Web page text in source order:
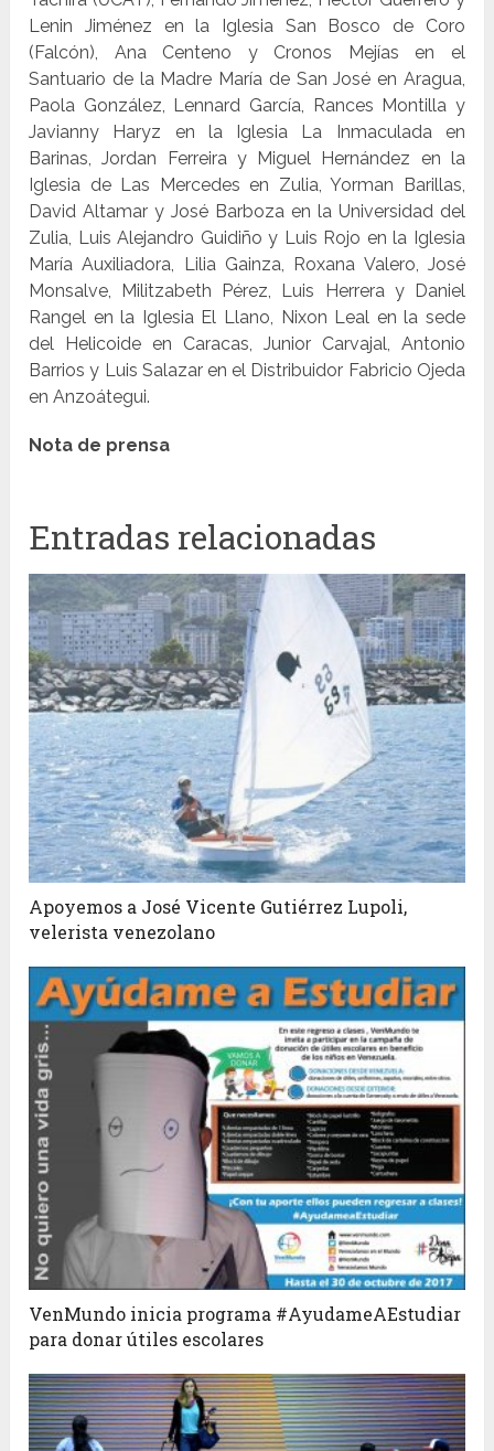
Lenin Jiménez en la Iglesia San Bosco de Coro
(Falcón), Ana Centeno y Cronos Mejías en el
Santuario de la Madre María de San José en Aragua,
Paola González, Lennard García, Rances Montilla y
Javianny Haryz en la Iglesia La Inmaculada en
Barinas, Jordan Ferreira y Miguel Hernández en la
Iglesia de Las Mercedes en Zulia, Yorman Barillas,
David Altamar y José Barboza en la Universidad del
Zulia, Luis Alejandro Guidiño y Luis Rojo en la Iglesia
María Auxiliadora, Lilia Gainza, Roxana Valero, José
Monsalve, Militzabeth Pérez, Luis Herrera y Daniel
Rangel en la Iglesia El Llano, Nixon Leal en la sede
del Helicoide en Caracas, Junior Carvajal, Antonio
Barrios y Luis Salazar en el Distribuidor Fabricio Ojeda
en Anzoátegui.
Nota de prensa
Entradas relacionadas
Apoyemos a José Vicente Gutiérrez Lupoli,
velerista venezolano
VenMundo inicia programa #AyudameAEstudiar
para donar útiles escolares